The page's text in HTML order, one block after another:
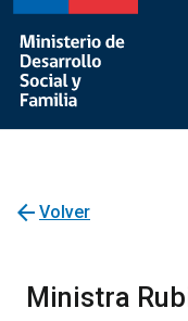
arrow_back Volver
Ministra